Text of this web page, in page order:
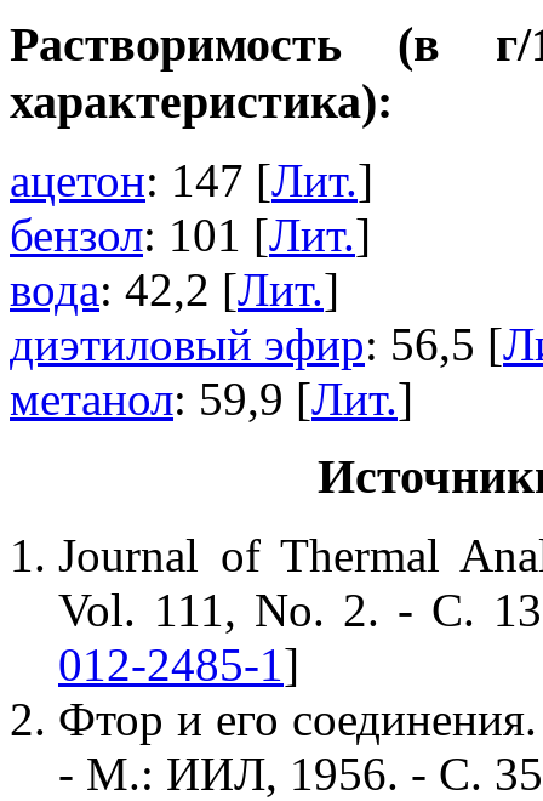
Растворимость (в
характеристика):
ацетон: 147 [Лит.]
бензол: 101 [Лит.]
вода: 42,2 [Лит.]
диэтиловый эфир: 56,5 [
метанол: 59,9 [Лит.]
Journal of Thermal
Vol. 111, No. 2. - С.
012-2485-1]
Фтор и его
- М.: ИИЛ, 1956. - С.